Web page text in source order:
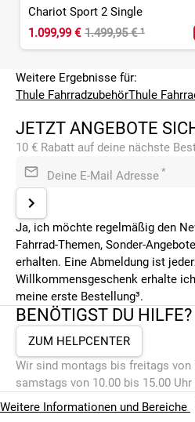
Chariot Sport 2 Single
1.099,99 € 1.499,95 €¹
Weitere Ergebnisse für:
Thule FahrradzubehörThule
JETZT ANGEBOTE
10 € Rabatt auf deine nächste
Deine E-Mail Adresse *
Ja, ich möchte regelmäßig den
Fahrrad-Themen, Sonder-
erhalten. Eine Abmeldung ist
Willkommensgeschenk erhalte
meine erste Bestellung³.
BENÖTIGST DU HILFE?
ZUM HELPCENTER
Wir sind montags bis freitags von
samstags von 10.00 bis 15.00
Weitere Informationen und Bereiche